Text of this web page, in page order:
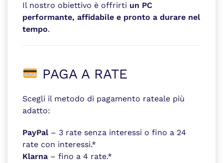
Il nostro obiettivo è offrirti un PC
performante, affidabile e pronto a durare nel
tempo.
PAGA A RATE
Scegli il metodo di pagamento rateale più
adatto:
PayPal – 3 rate senza interessi o fino a 24
rate con interessi.*
Klarna – fino a 4 rate.*